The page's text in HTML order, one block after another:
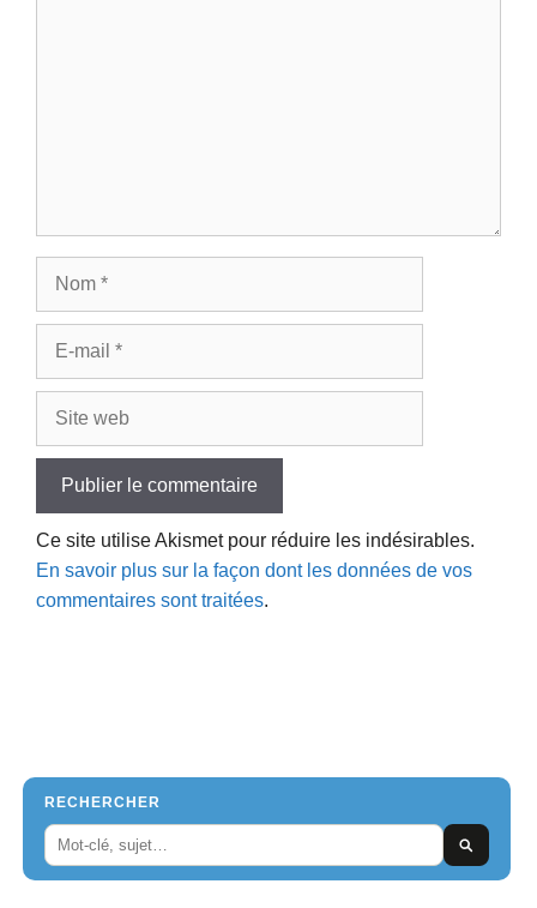
Ce site utilise Akismet pour réduire les indésirables.
En savoir plus sur la façon dont les données de vos
commentaires sont traitées.
RECHERCHER